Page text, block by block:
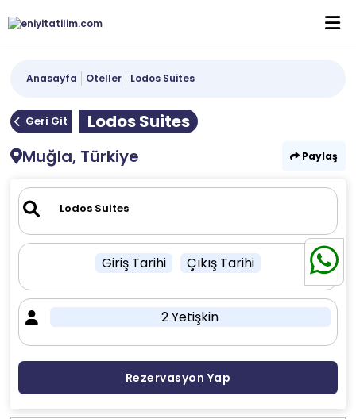
Anasayfa Oteller Lodos Suites
Geri Git
Lodos Suites
Muğla, Türkiye
Paylaş
Giriş Tarihi Çıkış Tarihi
2 Yetişkin
Rezervasyon Yap